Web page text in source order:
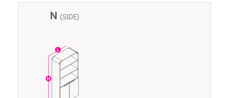
N (SIDE)